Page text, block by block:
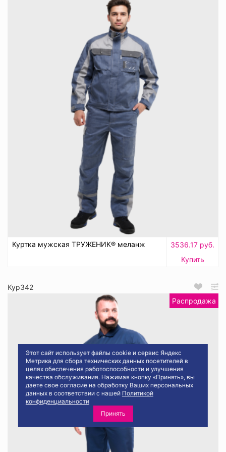
Этот сайт использует файлы cookie и сервис Яндекс
Метрика для сбора технических данных посетителей в
целях обеспечения работоспособности и улучшения
качества обслуживания. Нажимая кнопку «Принять», вы
даете свое согласие на обработку Ваших персональных
данных в соответствии с нашей Политикой
конфиденциальности
Принять
Куртка мужская ТРУЖЕНИК® меланж
3536.17 руб.
Купить
Кур342
Распродажа